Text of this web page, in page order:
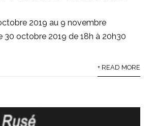
2019 au 9 novembre
30 octobre 2019 de 18h à 20h30
+ READ MORE